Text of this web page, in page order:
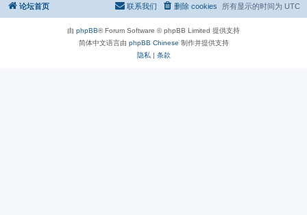
论坛首页 所有显示的时间为 UTC
删除 cookies
联系我们
由 phpBB® Forum Software © phpBB Limited 提供支持
简体中文语言由 phpBB Chinese 制作并提供支持
隐私 | 条款